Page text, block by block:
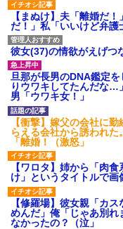
は出てけ！二度と来るな！
果・・・
私「初めて飲む味だけ
のお茶？」彼「ちっ！」私
【GIF】JSのカンチョ
タ
後続車にクラクション
され彼氏が逆切れ。「何
ション鳴らしてんだ！降り
いよ！」と怒鳴りだし...
【衝撃】報酬100万円
募集がこちらｗｗｗｗｗ
あり)
【ネット騒然】惨殺され
ワマン頂き女子のこの動
げえええええｗｗｗｗｗ
ｗｗｗ
【愕然】白のクラウン
高速道路左車線を制限速
った結果
【まぬけ】夫「離婚だ
だ！」私「いいけど弁護
彼女(37)の情欲がえげつ
旦那が長男のDNA鑑定
りウワキしてたんだな…
男「ウワキ女！」
【衝撃】嫁父の会社に
らえる会社から誘われ
「離婚！（激怒」
【ワロタ】姉から「肉
け」というタイトルで画
【修羅場】彼女親「カ
めんだ」俺「じゃあ別
なかったの？（泣」